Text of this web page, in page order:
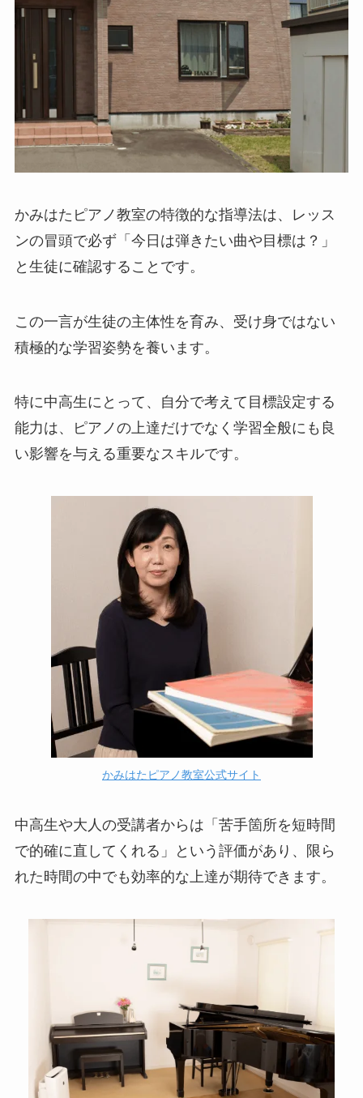
かみはたピアノ教室の特徴的な指導法は、レッス
ンの冒頭で必ず「今日は弾きたい曲や目標は？」
と生徒に確認することです。
この一言が生徒の主体性を育み、受け身ではない
積極的な学習姿勢を養います。
特に中高生にとって、自分で考えて目標設定する
能力は、ピアノの上達だけでなく学習全般にも良
い影響を与える重要なスキルです。
かみはたピアノ教室公式サイト
中高生や大人の受講者からは「苦手箇所を短時間
で的確に直してくれる」という評価があり、限ら
れた時間の中でも効率的な上達が期待できます。